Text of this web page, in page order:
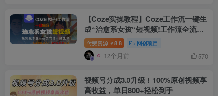
【Coze实操教程】Coze工作流一键生
成“治愈系女孩“短视频!工作流全流程
保姆级教学 !1分钟一键生成无人工干
预，零基础小白保姆级教程!
付费资源 ￥8.8 网创项目
12个月前 570
视频号分成3.0升级！100%原创视频享
高收益，单日800+轻松到手